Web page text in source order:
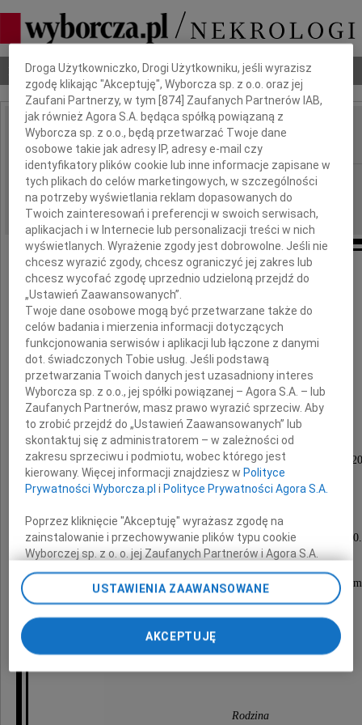
Nekrologi Odeszli Poradnik pogrzebowy
IMIĘ I NAZWISKO: Anna Skoczylas
REGION: Kraków
DATA EMISJI: 17.06.2026
Anna Skoczylas
z domu Klemensiewicz
taterniczka i poetka
Przeżywszy lat 97, odeszła od nas dnia 14 czerwca
Ceremonia pożegnalna odbędzie się
w piątek dnia 19 czerwca 2026 roku o godzinie
od bramy Cmentarza Rakowickiego,
po czym nastąpi odprowadzenie urny z prochami
na miejsce wiecznego spoczynku,
Rodzina
Dbamy o Twoją prywatność
Droga Użytkowniczko, Drogi Użytkowniku, jeśli wyrazisz
zgodę klikając "Akceptuję", Wyborcza sp. z o.o. oraz jej
Zaufani Partnerzy, w tym [874 ] Zaufanych Partnerów IAB,
jak również Agora S.A. będąca spółką powiązaną z
Wyborcza sp. z o.o., będą przetwarzać Twoje dane
osobowe takie jak adresy IP, adresy e-mail czy
identyfikatory plików cookie lub inne informacje zapisane w
tych plikach do celów marketingowych, w szczególności
na potrzeby wyświetlania reklam dopasowanych do
Twoich zainteresowań i preferencji w swoich serwisach,
aplikacjach i w Internecie lub personalizacji treści w nich
wyświetlanych. Wyrażenie zgody jest dobrowolne. Jeśli nie
chcesz wyrazić zgody, chcesz ograniczyć jej zakres lub
chcesz wycofać zgodę uprzednio udzieloną przejdź do
„Ustawień Zaawansowanych”.
Twoje dane osobowe mogą być przetwarzane także do
celów badania i mierzenia informacji dotyczących
funkcjonowania serwisów i aplikacji lub łączone z danymi
dot. świadczonych Tobie usług. Jeśli podstawą
przetwarzania Twoich danych jest uzasadniony interes
Wyborcza sp. z o.o., jej spółki powiązanej – Agora S.A. – lub
Zaufanych Partnerów, masz prawo wyrazić sprzeciw. Aby
to zrobić przejdź do „Ustawień Zaawansowanych” lub
skontaktuj się z administratorem – w zależności od
zakresu sprzeciwu i podmiotu, wobec którego jest
kierowany. Więcej informacji znajdziesz w Polityce
Prywatności Wyborcza.pl i Polityce Prywatności Agora S.A.
Poprzez kliknięcie "Akceptuję" wyrażasz zgodę na
zainstalowanie i przechowywanie plików typu cookie
Wyborczej sp. z o. o. jej Zaufanych Partnerów i Agora S.A.
na Twoim urządzeniu końcowym. Możesz też w każdej
chwili zmienić swoje preferencje dot. plików cookie,
ponownie wywołując narzędzie do zarządzania Twoimi
preferencjami dot. przetwarzania danych poprzez
odnośnik „Ustawienia prywatności” w stopce serwisu i
przechodząc do sekcji „Ustawienia zaawansowane”.
My, nasi Zaufani Partnerzy i Agora S.A. możemy
USTAWIENIA ZAAWANSOWANE
AKCEPTUJĘ